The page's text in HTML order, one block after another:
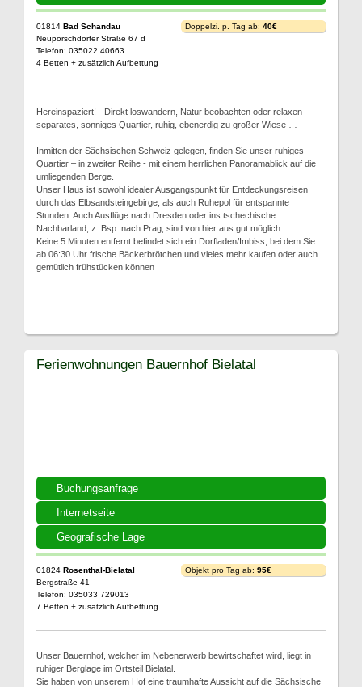
01814 Bad Schandau
Neuporschdorfer Straße 67 d
Telefon: 035022 40663
4 Betten + zusätzlich Aufbettung
Doppelzi. p. Tag ab: 40€
Hereinspaziert! - Direkt loswandern, Natur beobachten oder relaxen –
separates, sonniges Quartier, ruhig, ebenerdig zu großer Wiese …
Inmitten der Sächsischen Schweiz gelegen, finden Sie unser ruhiges
Quartier – in zweiter Reihe - mit einem herrlichen Panoramablick auf die
umliegenden Berge.
Unser Haus ist sowohl idealer Ausgangspunkt für Entdeckungsreisen
durch das Elbsandsteingebirge, als auch Ruhepol für entspannte
Stunden. Auch Ausflüge nach Dresden oder ins tschechische
Nachbarland, z. Bsp. nach Prag, sind von hier aus gut möglich.
Keine 5 Minuten entfernt befindet sich ein Dorfladen/Imbiss, bei dem Sie
ab 06:30 Uhr frische Bäckerbrötchen und vieles mehr kaufen oder auch
gemütlich frühstücken können
Buchungsanfrage
Internetseite
Geografische Lage
Ferienwohnungen Bauernhof Bielatal
01824 Rosenthal-Bielatal
Bergstraße 41
Telefon: 035033 729013
7 Betten + zusätzlich Aufbettung
Objekt pro Tag ab: 95€
Unser Bauernhof, welcher im Nebenerwerb bewirtschaftet wird, liegt in
ruhiger Berglage im Ortsteil Bielatal.
Sie haben von unserem Hof eine traumhafte Aussicht auf die Sächsische